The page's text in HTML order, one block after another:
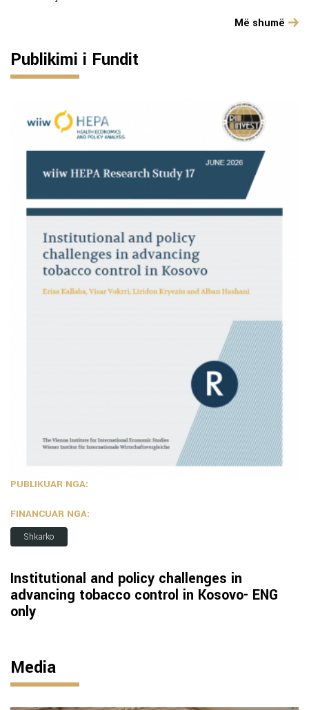
Më shumë
Publikimi i Fundit
PUBLIKUAR NGA:
FINANCUAR NGA:
Shkarko
Institutional and policy challenges in
advancing tobacco control in Kosovo- ENG
only
Media